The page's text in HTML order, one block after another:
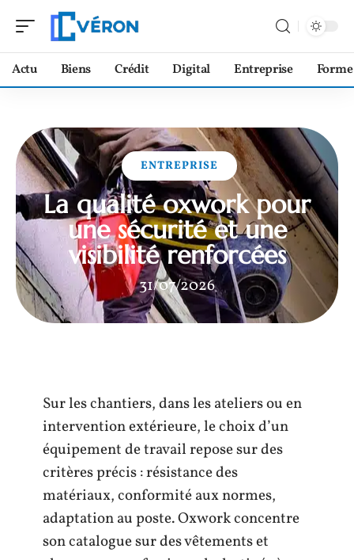
Actu Biens Crédit Digital Entreprise Forme
ENTREPRISE
La qualité oxwork pour
une sécurité et une
visibilité renforcées
31/07/2026
Sur les chantiers, dans les ateliers ou en
intervention extérieure, le choix d’un
équipement de travail repose sur des
critères précis : résistance des
matériaux, conformité aux normes,
adaptation au poste. Oxwork concentre
son catalogue sur des vêtements et